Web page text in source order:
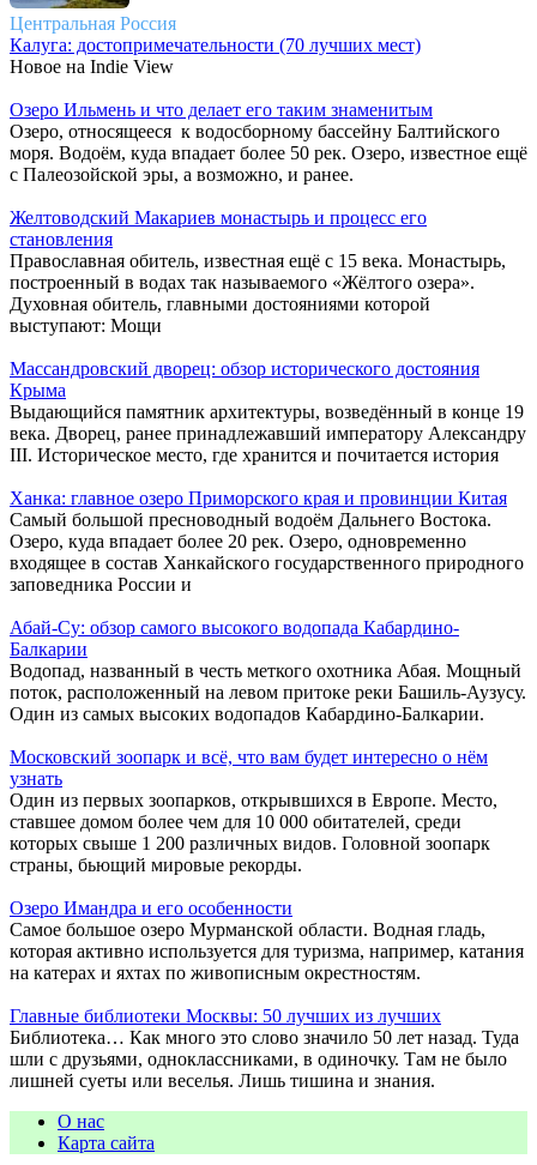
Центральная Россия
Калуга: достопримечательности (70 лучших мест)
Новое на Indie View
Озеро Ильмень и что делает его таким знаменитым
Озеро, относящееся к водосборному бассейну Балтийского
моря. Водоём, куда впадает более 50 рек. Озеро, известное ещё
с Палеозойской эры, а возможно, и ранее.
Желтоводский Макариев монастырь и процесс его
становления
Православная обитель, известная ещё с 15 века. Монастырь,
построенный в водах так называемого «Жёлтого озера».
Духовная обитель, главными достояниями которой
выступают: Мощи
Массандровский дворец: обзор исторического достояния
Крыма
Выдающийся памятник архитектуры, возведённый в конце 19
века. Дворец, ранее принадлежавший императору Александру
III. Историческое место, где хранится и почитается история
Ханка: главное озеро Приморского края и провинции Китая
Самый большой пресноводный водоём Дальнего Востока.
Озеро, куда впадает более 20 рек. Озеро, одновременно
входящее в состав Ханкайского государственного природного
заповедника России и
Абай-Су: обзор самого высокого водопада Кабардино-
Балкарии
Водопад, названный в честь меткого охотника Абая. Мощный
поток, расположенный на левом притоке реки Башиль-Аузусу.
Один из самых высоких водопадов Кабардино-Балкарии.
Московский зоопарк и всё, что вам будет интересно о нём
узнать
Один из первых зоопарков, открывшихся в Европе. Место,
ставшее домом более чем для 10 000 обитателей, среди
которых свыше 1 200 различных видов. Головной зоопарк
страны, бьющий мировые рекорды.
Озеро Имандра и его особенности
Самое большое озеро Мурманской области. Водная гладь,
которая активно используется для туризма, например, катания
на катерах и яхтах по живописным окрестностям.
Главные библиотеки Москвы: 50 лучших из лучших
Библиотека… Как много это слово значило 50 лет назад. Туда
шли с друзьями, одноклассниками, в одиночку. Там не было
лишней суеты или веселья. Лишь тишина и знания.
О нас
Карта сайта